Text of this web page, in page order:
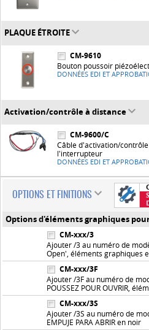
PLAQUE ÉTROITE
CM-9610
Bouton poussoir
DONNÉES EDI ET
Activation/contrôle à distance
CM-9600/C
Câble d'activation/
l'interrupteur
DONNÉES EDI ET
OPTIONS ET FINITIONS
Options d'éléments graphiques
CM-xxx/3
Ajouter /3 au numéro de
Open', éléments graphiques
CM-xxx/3F
Ajouter /3F au numéro de
POUSSEZ POUR OUVRIR,
CM-xxx/3S
Ajouter /3S au numéro de
EMPUJE PARA ABRIR en noir